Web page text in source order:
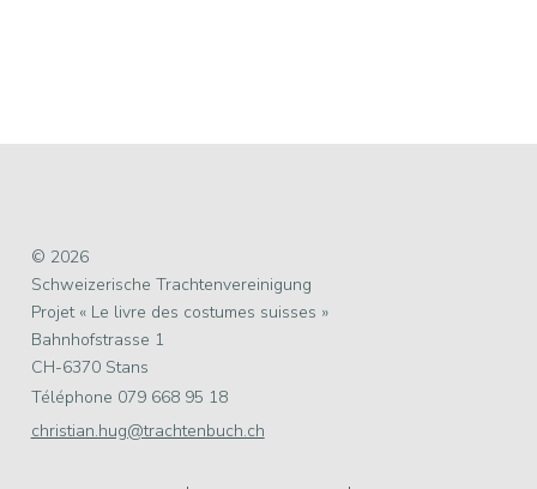
© 2026
Schweizerische Trachtenvereinigung
Projet « Le livre des costumes suisses »
Bahnhofstrasse 1
CH-6370 Stans
Téléphone 079 668 95 18
christian.hug@trachtenbuch.ch